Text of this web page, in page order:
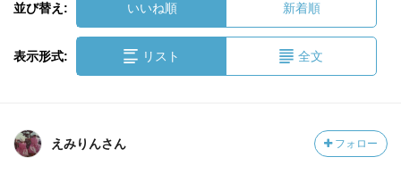
並び替え: いいね順 新着順
表示形式: リスト 全文
えみりんさん フォロー